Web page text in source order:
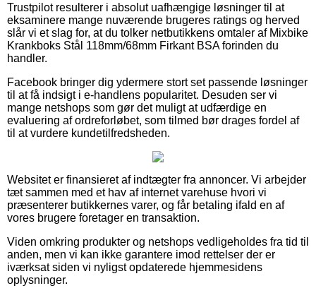
Trustpilot resulterer i absolut uafhængige løsninger til at
eksaminere mange nuværende brugeres ratings og herved
slår vi et slag for, at du tolker netbutikkens omtaler af Mixbike
Krankboks Stål 118mm/68mm Firkant BSA forinden du
handler.
Facebook bringer dig ydermere stort set passende løsninger
til at få indsigt i e-handlens popularitet. Desuden ser vi
mange netshops som gør det muligt at udfærdige en
evaluering af ordreforløbet, som tilmed bør drages fordel af
til at vurdere kundetilfredsheden.
Websitet er finansieret af indtægter fra annoncer. Vi arbejder
tæt sammen med et hav af internet varehuse hvori vi
præsenterer butikkernes varer, og får betaling ifald en af
vores brugere foretager en transaktion.
Viden omkring produkter og netshops vedligeholdes fra tid til
anden, men vi kan ikke garantere imod rettelser der er
iværksat siden vi nyligst opdaterede hjemmesidens
oplysninger.